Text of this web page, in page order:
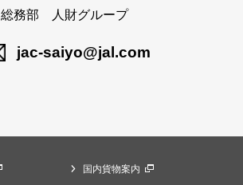
総務部 人財グループ
jac-saiyo@jal.com
国内貨物案内